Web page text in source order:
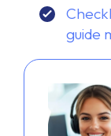
guide